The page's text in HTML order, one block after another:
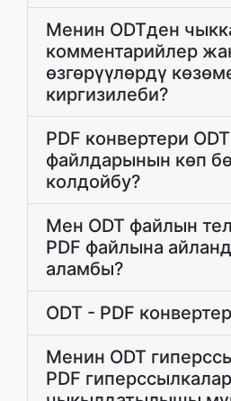
Менин ODTден
комментарийлер
өзгөрүүлөрдү
киргизилеби?
PDF конвертери ODT
файлдарынын көп
колдойбу?
Мен ODT файлын
PDF файлына
аламбы?
ODT - PDF
Менин ODT
PDF